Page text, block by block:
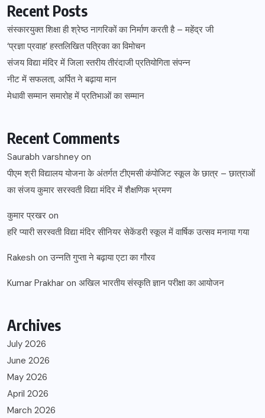
Recent Posts
संस्कारयुक्त शिक्षा ही श्रेष्ठ नागरिकों का निर्माण करती है – महेंद्र जी
‘प्रज्ञा प्रवाह’ हस्तलिखित पत्रिका का विमोचन
संजय विद्या मंदिर में जिला स्तरीय तीरंदाजी प्रतियोगिता संपन्न
नीट में सफलता, अर्पित ने बढ़ाया मान
मेधावी सम्मान समारोह में प्रतिभाओं का सम्मान
Recent Comments
Saurabh varshney on
पीएम श्री विद्यालय योजना के अंतर्गत टीएमसी कंपोजिट स्कूल के छात्र – छात्राओं
का संजय कुमार सरस्वती विद्या मंदिर में शैक्षणिक भ्रमण
कुमार प्रखर on
हरि प्यारी सरस्वती विद्या मंदिर सीनियर सेकेंडरी स्कूल में वार्षिक उत्सव मनाया गया
Rakesh onउन्नति गुप्ता ने बढ़ाया एटा का गौरव
Kumar Prakhar on अखिल भारतीय संस्कृति ज्ञान परीक्षा का आयोजन
Archives
July 2026
June 2026
May 2026
April 2026
March 2026